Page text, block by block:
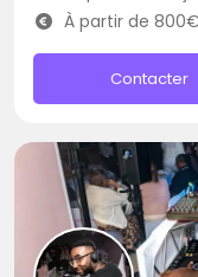
À partir de 800€
Contacter